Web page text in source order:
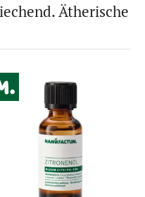
Ätherische